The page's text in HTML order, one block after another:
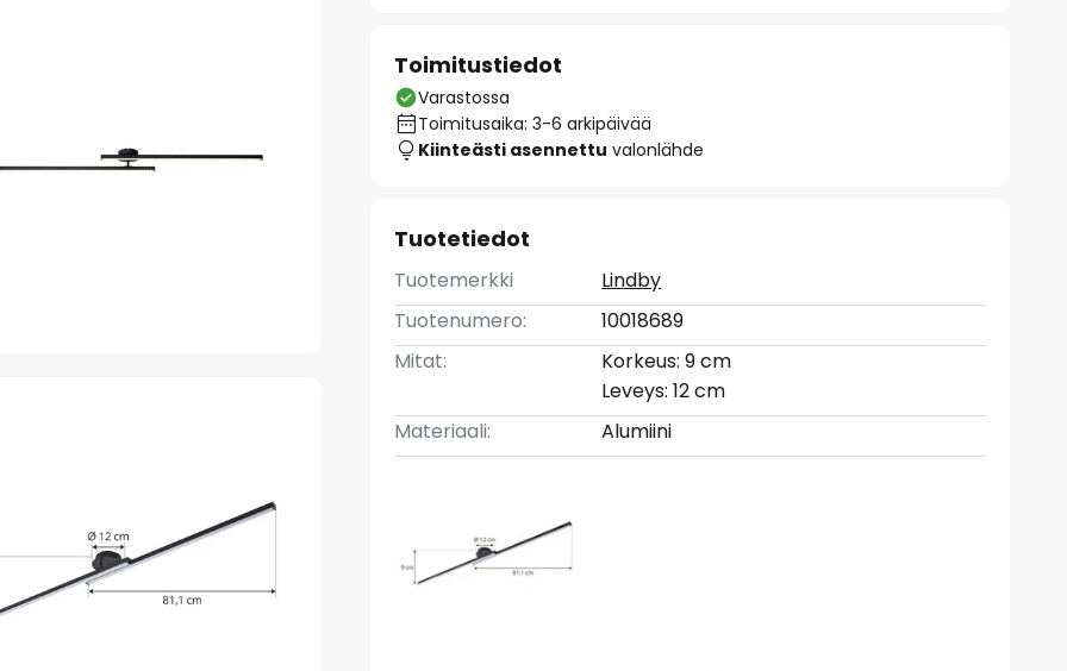
Toimitustiedot
Varastossa
Toimitusaika: 3-6 arkipäivää
Kiinteästi asennettu valonlähde
Tuotetiedot
Tuotemerkki
Lindby
Tuotenumero:
10018689
Mitat:
Korkeus: 9 cm
Leveys: 12 cm
Materiaali:
Alumiini